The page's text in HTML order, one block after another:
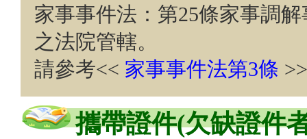
家事事件法：第25條家事調
之法院管轄。
請參考<< 家事事件法第3條
攜帶證件(欠缺證件